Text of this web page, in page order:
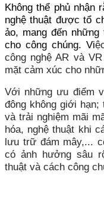
Không thể phủ nhận
nghệ thuật được tổ
ảo, mang đến
cho công chúng. Vi
công nghệ AR và
mặt cảm xúc cho
Với những ưu điểm
đông không giới
và trải nghiệm mãi
hóa, nghệ thuật khi
lưu trữ đám mây,...
có ảnh hưởng sâu
thuật và cách công